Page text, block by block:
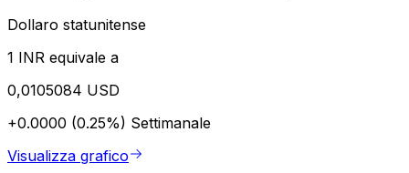
Dollaro statunitense
1 INR equivale a
0,0105084 USD
+0.0000 (0.25%) Settimanale
Visualizza grafico